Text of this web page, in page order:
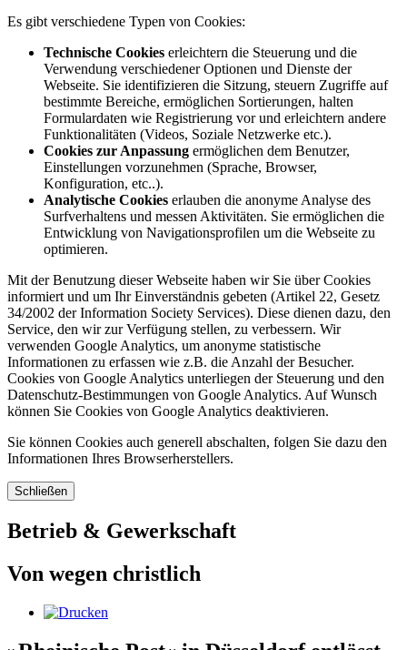
Es gibt verschiedene Typen von Cookies:
Technische Cookies erleichtern die Steuerung und die
Verwendung verschiedener Optionen und Dienste der
Webseite. Sie identifizieren die Sitzung, steuern Zugriffe auf
bestimmte Bereiche, ermöglichen Sortierungen, halten
Formulardaten wie Registrierung vor und erleichtern andere
Funktionalitäten (Videos, Soziale Netzwerke etc.).
Cookies zur Anpassung ermöglichen dem Benutzer,
Einstellungen vorzunehmen (Sprache, Browser,
Konfiguration, etc..).
Analytische Cookies erlauben die anonyme Analyse des
Surfverhaltens und messen Aktivitäten. Sie ermöglichen die
Entwicklung von Navigationsprofilen um die Webseite zu
optimieren.
Mit der Benutzung dieser Webseite haben wir Sie über Cookies
informiert und um Ihr Einverständnis gebeten (Artikel 22, Gesetz
34/2002 der Information Society Services). Diese dienen dazu, den
Service, den wir zur Verfügung stellen, zu verbessern. Wir
verwenden Google Analytics, um anonyme statistische
Informationen zu erfassen wie z.B. die Anzahl der Besucher.
Cookies von Google Analytics unterliegen der Steuerung und den
Datenschutz-Bestimmungen von Google Analytics. Auf Wunsch
können Sie Cookies von Google Analytics deaktivieren.
Sie können Cookies auch generell abschalten, folgen Sie dazu den
Informationen Ihres Browserherstellers.
Schließen
Betrieb & Gewerkschaft
Von wegen christlich